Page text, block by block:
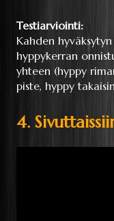
Testiarviointi:
Kahden hyväksytyn
hyppykerran
yhteen (hyppy
piste, hyppy
4.